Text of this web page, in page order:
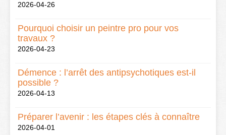
2026-04-26
Pourquoi choisir un peintre pro pour vos
travaux ?
2026-04-23
Démence : l’arrêt des antipsychotiques est-il
possible ?
2026-04-13
Préparer l’avenir : les étapes clés à connaître
2026-04-01